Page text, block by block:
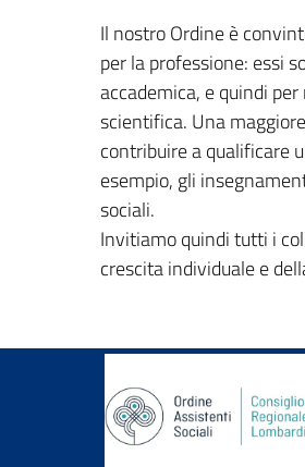
Il nostro Ordine è
per la professione: essi
accademica, e quindi
scientifica. Una
contribuire a qualificare
esempio, gli
sociali.
Invitiamo quindi tutti i
crescita individuale e